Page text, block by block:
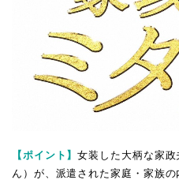
【ポイント】女装した大柄な家
ん）が、派遣された家庭・家族